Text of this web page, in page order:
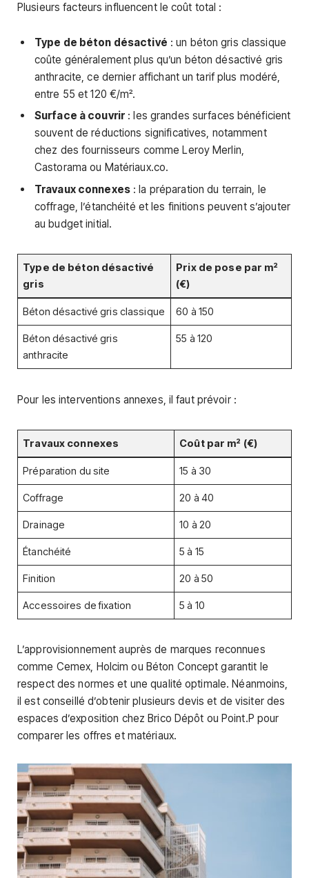
Plusieurs facteurs influencent le coût total :
Type de béton désactivé : un béton gris classique
coûte généralement plus qu’un béton désactivé gris
anthracite, ce dernier affichant un tarif plus modéré,
entre 55 et 120 €/m².
Surface à couvrir : les grandes surfaces bénéficient
souvent de réductions significatives, notamment
chez des fournisseurs comme Leroy Merlin,
Castorama ou Matériaux.co.
Travaux connexes: la préparation du terrain, le
coffrage, l’étanchéité et les finitions peuvent s’ajouter
au budget initial.
Type de béton désactivé
gris
Prix de pose par m²
(€)
Béton désactivé gris classique 60 à 150
Béton désactivé gris
anthracite
55 à 120
Pour les interventions annexes, il faut prévoir :
Travaux connexes Coût par m² (€)
Préparation du site 15 à 30
Coffrage 20 à 40
Drainage 10 à 20
Étanchéité 5 à 15
Finition 20 à 50
Accessoires de fixation 5 à 10
L’approvisionnement auprès de marques reconnues
comme Cemex, Holcim ou Béton Concept garantit le
respect des normes et une qualité optimale. Néanmoins,
il est conseillé d’obtenir plusieurs devis et de visiter des
espaces d’exposition chez Brico Dépôt ou Point.P pour
comparer les offres et matériaux.